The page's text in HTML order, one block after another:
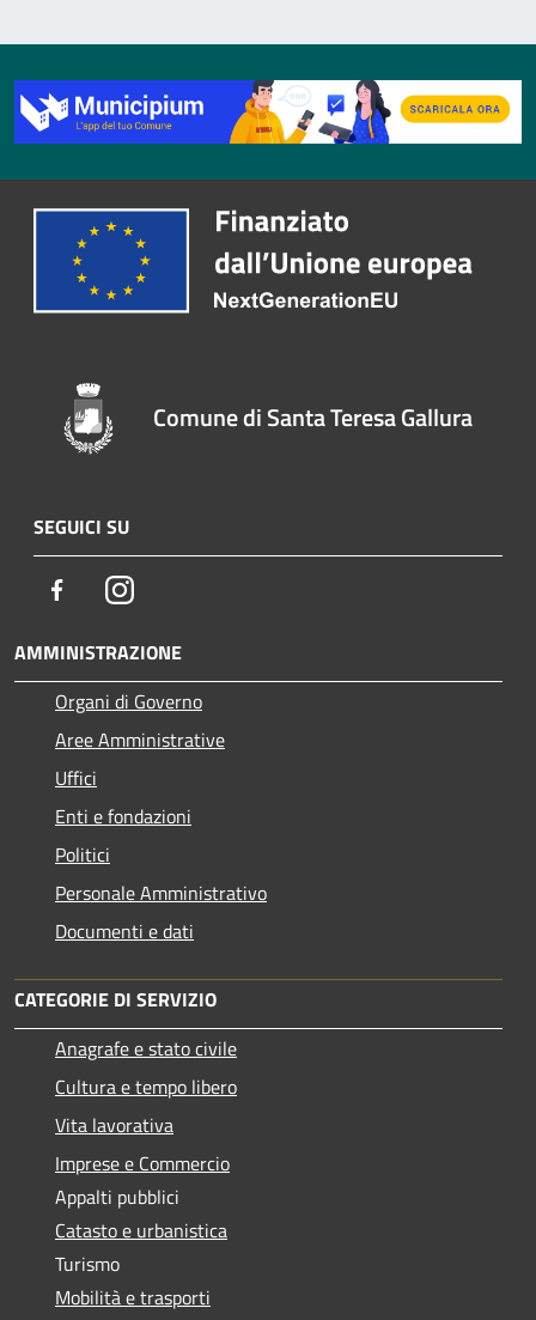
Comune di Santa Teresa Gallura
SEGUICI SU
FacebookInstagram
AMMINISTRAZIONE
Organi di Governo
Aree Amministrative
Uffici
Enti e fondazioni
Politici
Personale Amministrativo
Documenti e dati
CATEGORIE DI SERVIZIO
Anagrafe e stato civile
Cultura e tempo libero
Vita lavorativa
Imprese e Commercio
Appalti pubblici
Catasto e urbanistica
Turismo
Mobilità e trasporti